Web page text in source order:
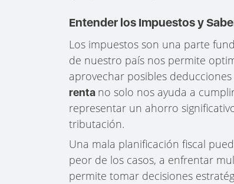
Entender los Impuestos y
Los impuestos son una parte
de nuestro país nos permite
aprovechar posibles
renta no solo nos ayuda a
representar un ahorro
tributación.
Una mala planificación fiscal
peor de los casos, a enfrentar
permite tomar decisiones